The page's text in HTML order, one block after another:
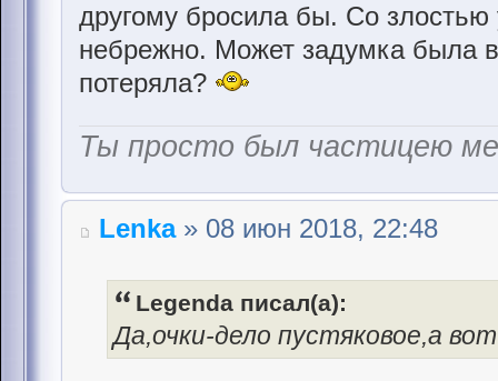
другому бросила бы. Со злостью
небрежно. Может задумка была
потеряла?
Ты просто был частицею
Lenka» 08 июн 2018, 22:48
Legenda писал(а):
Да,очки-дело пустяковое,а